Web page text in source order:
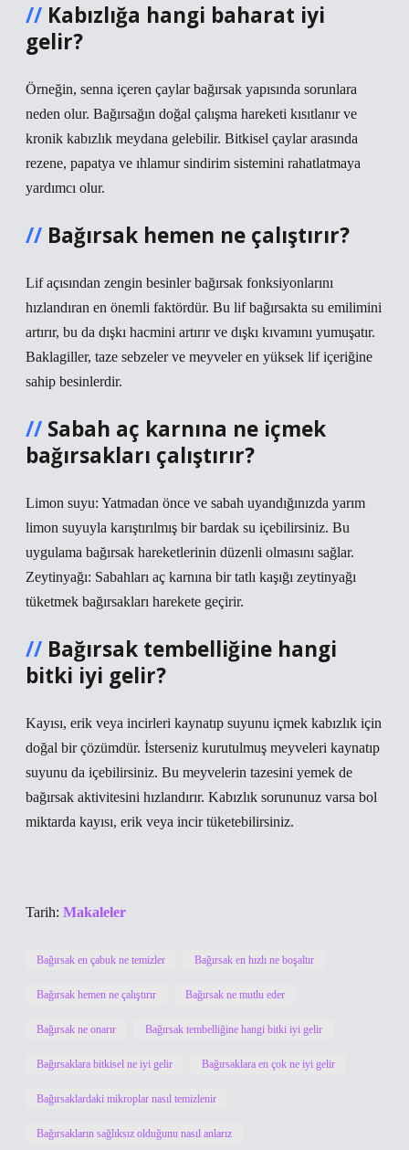
Kabızlığa hangi baharat iyi
gelir?
Örneğin, senna içeren çaylar bağırsak yapısında sorunlara
neden olur. Bağırsağın doğal çalışma hareketi kısıtlanır ve
kronik kabızlık meydana gelebilir. Bitkisel çaylar arasında
rezene, papatya ve ıhlamur sindirim sistemini rahatlatmaya
yardımcı olur.
Bağırsak hemen ne çalıştırır?
Lif açısından zengin besinler bağırsak fonksiyonlarını
hızlandıran en önemli faktördür. Bu lif bağırsakta su emilimini
artırır, bu da dışkı hacmini artırır ve dışkı kıvamını yumuşatır.
Baklagiller, taze sebzeler ve meyveler en yüksek lif içeriğine
sahip besinlerdir.
Sabah aç karnına ne içmek
bağırsakları çalıştırır?
Limon suyu: Yatmadan önce ve sabah uyandığınızda yarım
limon suyuyla karıştırılmış bir bardak su içebilirsiniz. Bu
uygulama bağırsak hareketlerinin düzenli olmasını sağlar.
Zeytinyağı: Sabahları aç karnına bir tatlı kaşığı zeytinyağı
tüketmek bağırsakları harekete geçirir.
Bağırsak tembelliğine hangi
bitki iyi gelir?
Kayısı, erik veya incirleri kaynatıp suyunu içmek kabızlık için
doğal bir çözümdür. İsterseniz kurutulmuş meyveleri kaynatıp
suyunu da içebilirsiniz. Bu meyvelerin tazesini yemek de
bağırsak aktivitesini hızlandırır. Kabızlık sorununuz varsa bol
miktarda kayısı, erik veya incir tüketebilirsiniz.
Tarih: Makaleler
Bağırsak en çabuk ne temizler Bağırsak en hızlı ne boşaltır
Bağırsak hemen ne çalıştırır Bağırsak ne mutlu eder
Bağırsak ne onarır Bağırsak tembelliğine hangi bitki iyi gelir
Bağırsaklara bitkisel ne iyi gelir Bağırsaklara en çok ne iyi gelir
Bağırsaklardaki mikroplar nasıl temizlenir
Bağırsakların sağlıksız olduğunu nasıl anlarız